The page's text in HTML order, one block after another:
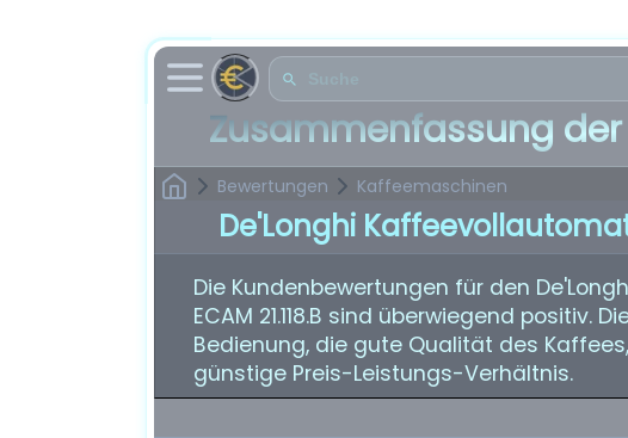
Zusammenfassung
Bewertungen Kaffeemaschinen
De'Longhi Kaffeevollautomat
Die Kundenbewertungen für den
ECAM 21.118.B sind überwiegend positiv.
Bedienung, die gute Qualität des
günstige Preis-Leistungs-Verhältnis.